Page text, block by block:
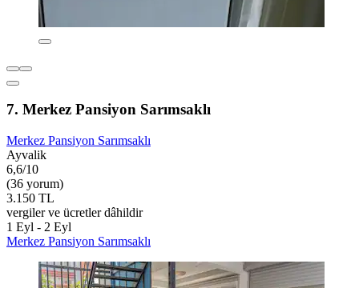
7. Merkez Pansiyon Sarımsaklı
Merkez Pansiyon Sarımsaklı
Ayvalik
6,6/10
(36 yorum)
3.150 TL
vergiler ve ücretler dâhildir
1 Eyl - 2 Eyl
Merkez Pansiyon Sarımsaklı